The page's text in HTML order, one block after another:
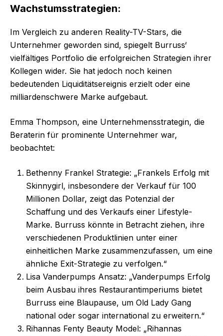
Wachstumsstrategien:
Im Vergleich zu anderen Reality-TV-Stars, die
Unternehmer geworden sind, spiegelt Burruss‘
vielfältiges Portfolio die erfolgreichen Strategien ihrer
Kollegen wider. Sie hat jedoch noch keinen
bedeutenden Liquiditätsereignis erzielt oder eine
milliardenschwere Marke aufgebaut.
Emma Thompson, eine Unternehmensstrategin, die
Beraterin für prominente Unternehmer war,
beobachtet:
Bethenny Frankel Strategie: „Frankels Erfolg mit
Skinnygirl, insbesondere der Verkauf für 100
Millionen Dollar, zeigt das Potenzial der
Schaffung und des Verkaufs einer Lifestyle-
Marke. Burruss könnte in Betracht ziehen, ihre
verschiedenen Produktlinien unter einer
einheitlichen Marke zusammenzufassen, um eine
ähnliche Exit-Strategie zu verfolgen.“
Lisa Vanderpumps Ansatz: „Vanderpumps Erfolg
beim Ausbau ihres Restaurantimperiums bietet
Burruss eine Blaupause, um Old Lady Gang
national oder sogar international zu erweitern.“
Rihannas Fenty Beauty Model: „Rihannas